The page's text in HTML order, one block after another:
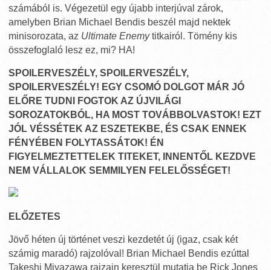
számából is. Végezetül egy újabb interjúval zárok,
amelyben Brian Michael Bendis beszél majd nektek
minisorozata, az Ultimate Enemytitkairól. Tömény kis
összefoglaló lesz ez, mi? HA!
SPOILERVESZÉLY, SPOILERVESZÉLY,
SPOILERVESZÉLY! EGY CSOMÓ DOLGOT MÁR JÓ
ELŐRE TUDNI FOGTOK AZ ÚJVILÁGI
SOROZATOKBÓL, HA MOST TOVÁBBOLVASTOK! EZT
JÓL VÉSSÉTEK AZ ESZETEKBE, ÉS CSAK ENNEK
FÉNYÉBEN FOLYTASSÁTOK! ÉN
FIGYELMEZTETTELEK TITEKET, INNENTŐL KEZDVE
NEM VÁLLALOK SEMMILYEN FELELŐSSÉGET!
ELŐZETES
Jövő héten új történet veszi kezdetét új (igaz, csak két
számig maradó) rajzolóval! Brian Michael Bendis ezúttal
Takeshi Miyazawa rajzain keresztül mutatja be Rick Jones